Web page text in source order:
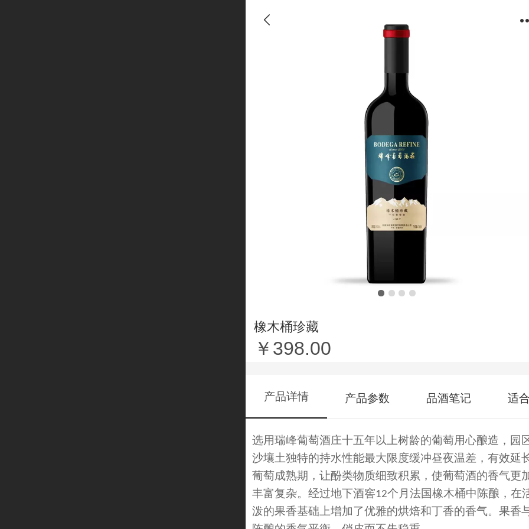
橡木桶珍藏
￥398.00
产品详情 产品参数 品酒笔记 适
选用瑞峰葡萄酒庄十五年以上树龄的葡萄用心酿造，园
沙壤土独特的持水性能最大限度缓冲昼夜温差，有效延
葡萄成熟期，让酚类物质细致积累，使葡萄酒的香气更
丰富复杂。经过地下酒窖12个月法国橡木桶中陈酿，在
泼的果香基础上增加了优雅的烘焙和丁香的香气。果香